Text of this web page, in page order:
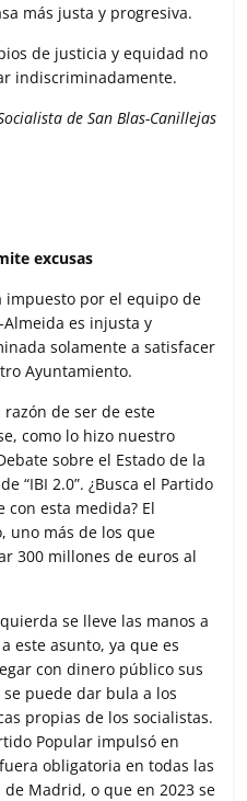
más justa y progresiva.
de justicia y equidad no
indiscriminadamente.
de San Blas-Canillejas
excusas
impuesto por el equipo de
es injusta y
solamente a satisfacer
Ayuntamiento.
de ser de este
como lo hizo nuestro
sobre el Estado de la
“IBI 2.0”. ¿Busca el Partido
esta medida? El
uno más de los que
300 millones de euros al
se lleve las manos a
este asunto, ya que es
con dinero público sus
puede dar bula a los
propias de los socialistas.
Popular impulsó en
obligatoria en todas las
Madrid, o que en 2023 se